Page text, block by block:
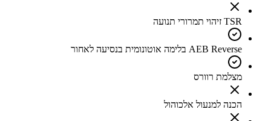
TSR זיהוי תמרורי תנועה
AEB Reverse בלימה אוטונומית בנסיעה לאחור
מצלמת רוורס
הכנה למנעול אלכוהול